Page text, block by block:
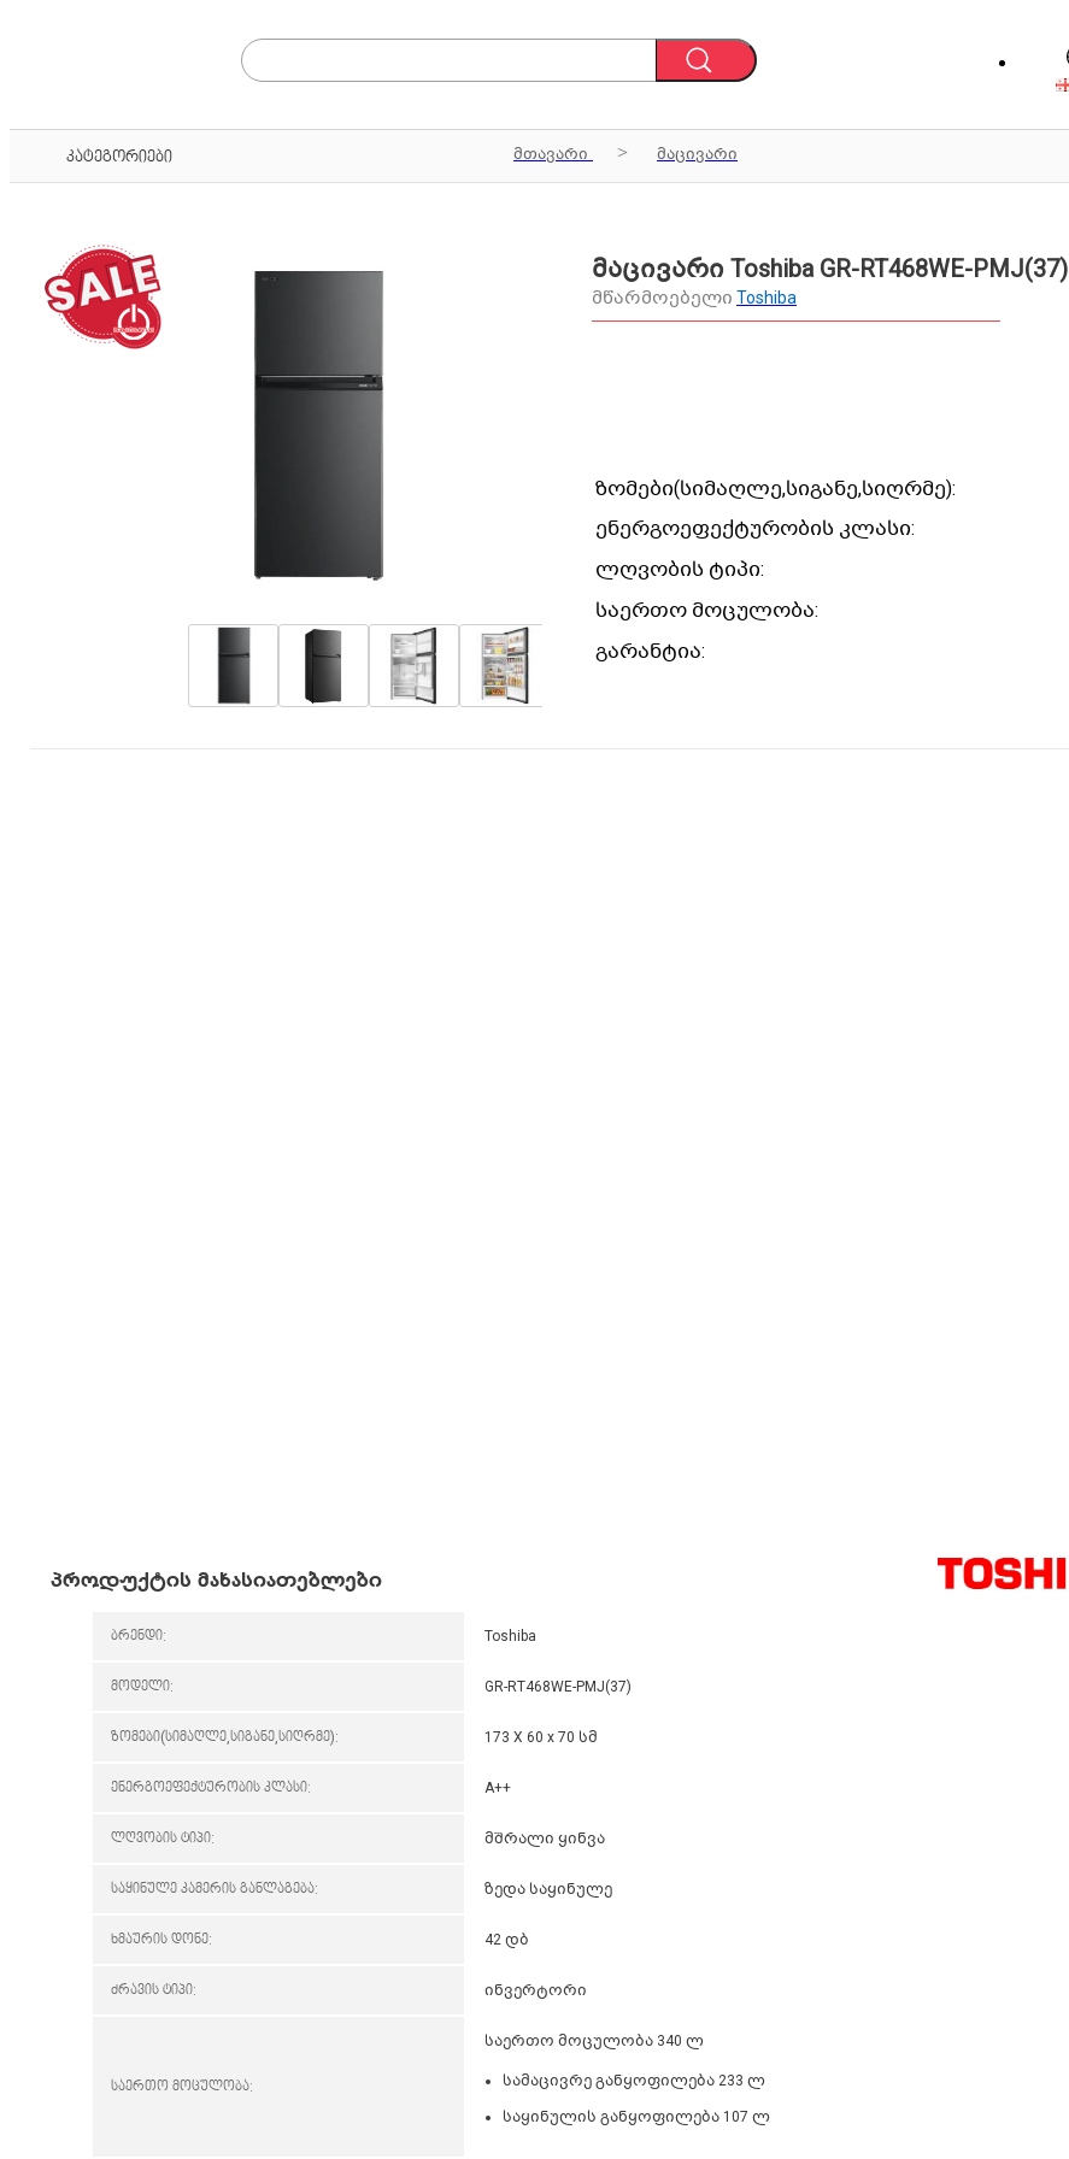
კატეგორიები მთავარი მაცივარი
მაცივარი Toshiba GR-RT468WE-PMJ(37)
მწარმოებელი Toshiba
ზომები(სიმაღლე,სიგანე,სიღრმე):
ენერგოეფექტურობის კლასი:
ლღვობის ტიპი:
საერთო მოცულობა:
გარანტია:
პროდუქტის მახასიათებლები
ბრენდი: Toshiba
მოდელი: GR-RT468WE-PMJ(37)
ზომები(სიმაღლე,სიგანე,სიღრმე): 173 X 60 x 70 სმ
ენერგოეფექტურობის კლასი: A++
ლღვობის ტიპი: მშრალი ყინვა
საყინულე კამერის განლაგება: ზედა საყინულე
ხმაურის დონე: 42 დბ
ძრავის ტიპი: ინვერტორი
საერთო მოცულობა:
საერთო მოცულობა 340 ლ
სამაცივრე განყოფილება 233 ლ
საყინულის განყოფილება 107 ლ